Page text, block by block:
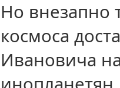
Но внезапно
космоса
Ивановича